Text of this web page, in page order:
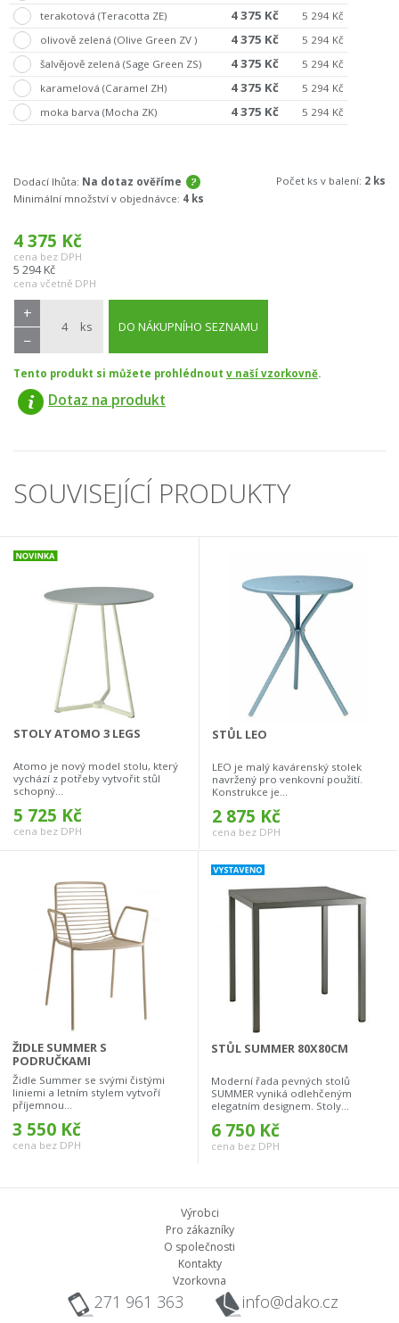
terakotová (Teracotta ZE)
4 375 Kč
5 294 Kč
olivově zelená (Olive Green ZV )
4 375 Kč
5 294 Kč
šalvějově zelená (Sage Green ZS)
4 375 Kč
5 294 Kč
karamelová (Caramel ZH)
4 375 Kč
5 294 Kč
moka barva (Mocha ZK)
4 375 Kč 5 294 Kč
Dodací lhůta: Na dotaz ověříme Počet ks v balení: 2 ks
Minimální množství v objednávce: 4 ks
4 375 Kč
cena bez DPH
5 294Kč
cena včetně DPH
ks
+
−
DO NÁKUPNÍHO SEZNAMU
Tento produkt si můžete prohlédnout v naší vzorkovně.
Dotaz na produkt
SOUVISEJÍCÍ PRODUKTY
STOLY ATOMO 3 LEGS
Atomo je nový model stolu, který
vychází z potřeby vytvořit stůl
schopný...
5 725 Kč
cena bez DPH
STŮL LEO
LEO je malý kavárenský stolek
navržený pro venkovní použití.
Konstrukce je...
2 875 Kč
cena bez DPH
ŽIDLE SUMMER S
PODRUČKAMI
Židle Summer se svými čistými
liniemi a letním stylem vytvoří
příjemnou...
3 550 Kč
cena bez DPH
STŮL SUMMER 80X80CM
Moderní řada pevných stolů
SUMMER vyniká odlehčeným
elegatním designem. Stoly...
6 750 Kč
cena bez DPH
Výrobci
Pro zákazníky
O společnosti
Kontakty
Vzorkovna
271 961 363 info@dako.cz